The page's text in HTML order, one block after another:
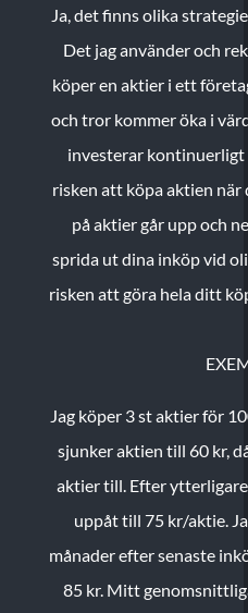
Ja, det finns olika
Det jag använder och
köper en aktier i ett
och tror kommer öka i
investerar
risken att köpa aktien när
på aktier går upp och
sprida ut dina inköp vid
risken att göra hela ditt
Jag köper 3 st aktier för
sjunker aktien till 60 kr,
aktier till. Efter
uppåt till 75 kr/aktie.
månader efter senaste
85 kr. Mitt